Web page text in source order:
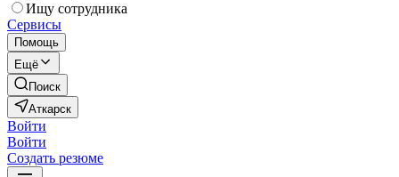
Ищу сотрудника
Сервисы
Помощь
Ещё
Поиск
Аткарск
Войти
Войти
Создать резюме